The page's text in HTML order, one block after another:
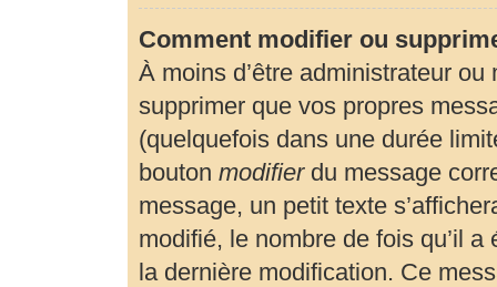
Comment modifier ou
À moins d’être administrateur
supprimer que vos propres
(quelquefois dans une durée
bouton modifierdu message
message, un petit texte
modifié, le nombre de fois qu’il
la dernière modification. Ce